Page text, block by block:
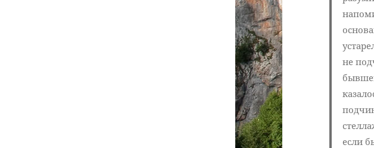
не
если